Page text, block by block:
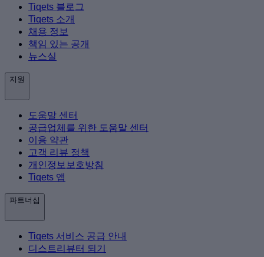
Tiqets 블로그
Tiqets 소개
채용 정보
책임 있는 공개
뉴스실
지원
도움말 센터
공급업체를 위한 도움말 센터
이용 약관
고객 리뷰 정책
개인정보보호방침
Tiqets 앱
파트너십
Tiqets 서비스 공급 안내
디스트리뷰터 되기